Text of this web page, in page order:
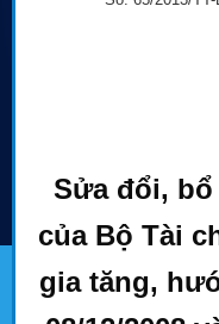
Sửa đổi, bổ
của Bộ Tài
gia tăng,